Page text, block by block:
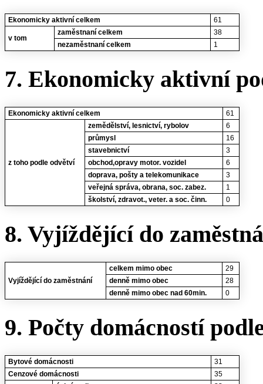
Ekonomicky aktivní celkem 61
v tom
zaměstnaní celkem
38
nezaměstnaní celkem
1
7. Ekonomicky aktivní
Ekonomicky aktivní celkem 61
z toho podle odvětví
zemědělství, lesnictví, rybolov
6
průmysl
16
stavebnictví
3
obchod,opravy motor. vozidel
6
doprava, pošty a telekomunikace
3
veřejná správa, obrana, soc. zabez.
1
školství, zdravot., veter. a soc. činn.
0
8. Vyjíždějící do
Vyjíždějící do zaměstnání
celkem mimo obec
29
denně mimo obec
28
denně mimo obec nad 60min.
0
9. Počty domácností
Bytové domácnosti
31
Cenzové domácnosti
35